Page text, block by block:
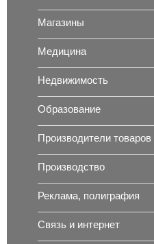
Магазины
Медицина
Недвижимость
Образование
Производители товаров
Производство
Реклама, полиграфия
Связь и интернет